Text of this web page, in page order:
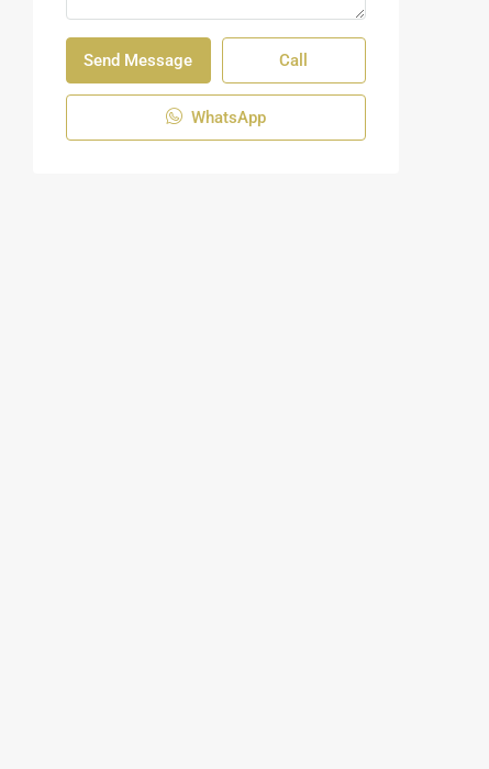
Send Message Call
WhatsApp